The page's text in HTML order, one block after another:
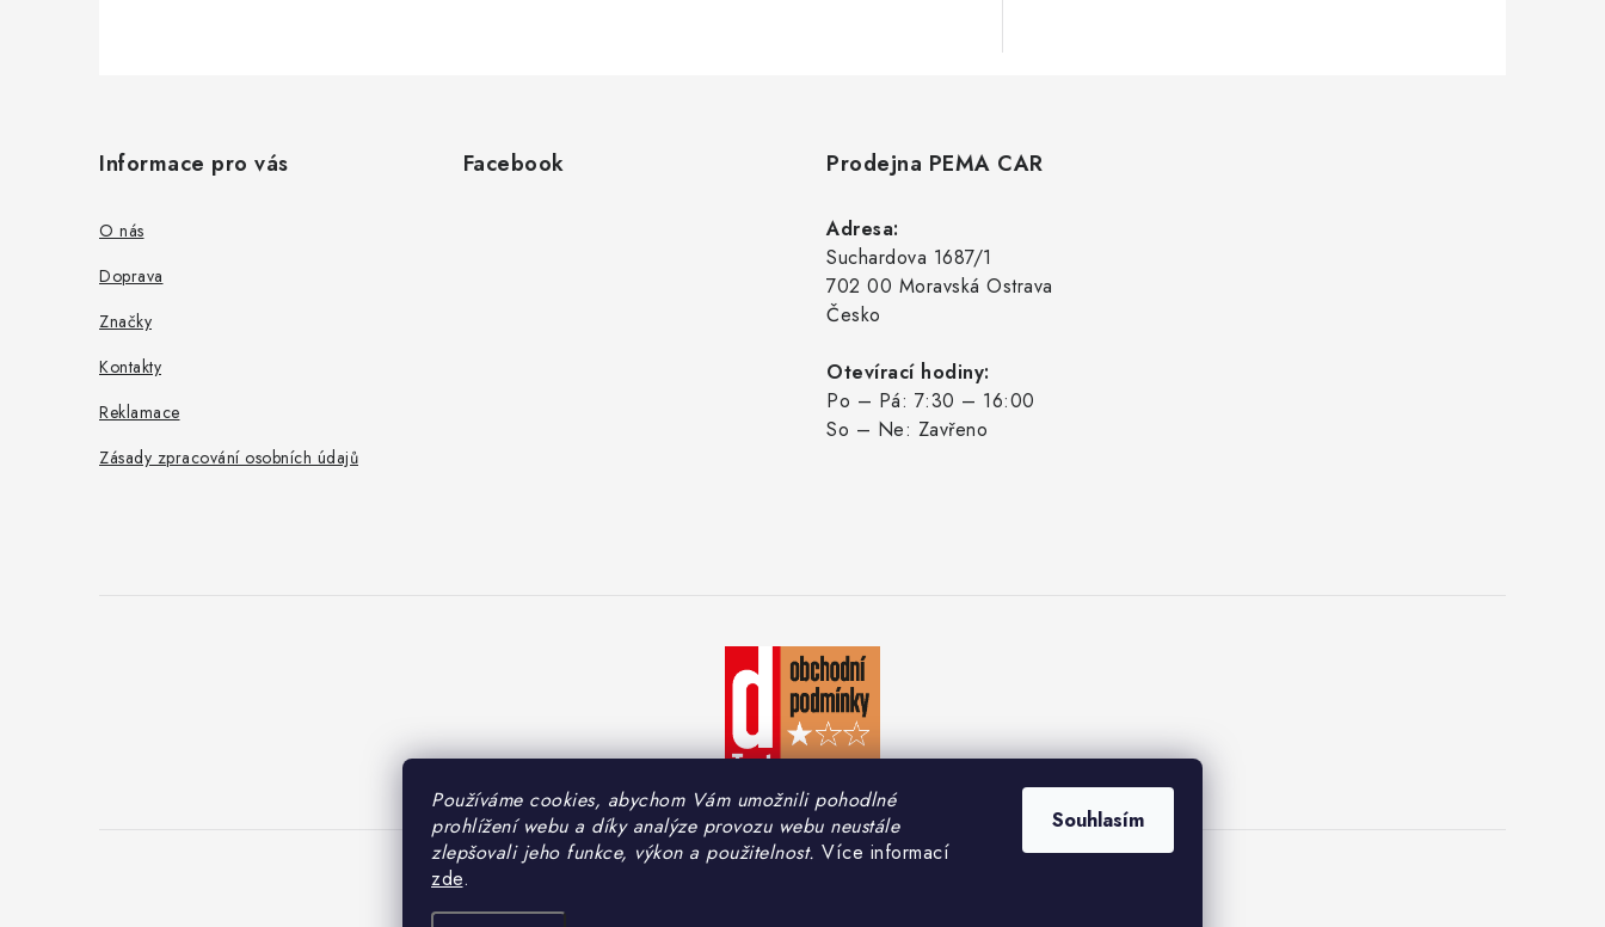
Používáme cookies, abychom Vám umožnili pohodlné
prohlížení webu a díky analýze provozu webu neustále
zlepšovali jeho funkce, výkon a použitelnost. Více informací
zde.
Souhlasím
Informace pro vás
O nás
Doprava
Značky
Kontakty
Reklamace
Zásady zpracování osobních údajů
Facebook Prodejna PEMA CAR
Adresa:
Suchardova 1687/1
702 00 Moravská Ostrava
Česko
Otevírací hodiny:
Po – Pá: 7:30 – 16:00
So – Ne: Zavřeno